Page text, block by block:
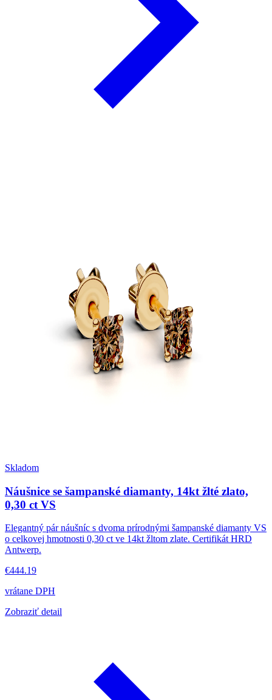
Skladom
Náušnice se šampanské diamanty, 14kt žlté zlato,
0,30 ct VS
Elegantný pár náušníc s dvoma prírodnými šampanské diamanty VS
o celkovej hmotnosti 0,30 ct ve 14kt žltom zlate. Certifikát HRD
Antwerp.
€444.19
vrátane DPH
Zobraziť detail